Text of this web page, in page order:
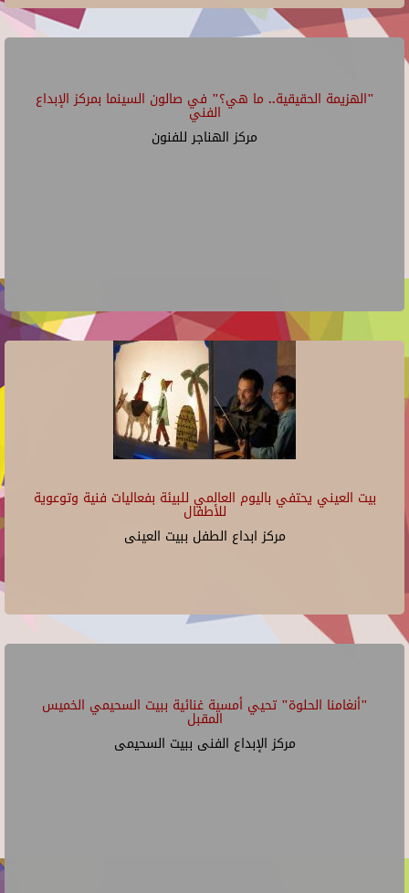
"الهزيمة الحقيقية.. ما هي؟" في صالون السينما بمركز الإبداع
الفني
مركز الهناجر للفنون
بيت العيني يحتفي باليوم العالمي للبيئة بفعاليات فنية وتوعوية
للأطفال
مركز ابداع الطفل ببيت العينى
"أنغامنا الحلوة" تحيي أمسية غنائية ببيت السحيمي الخميس
المقبل
مركز الإبداع الفنى ببيت السحيمى